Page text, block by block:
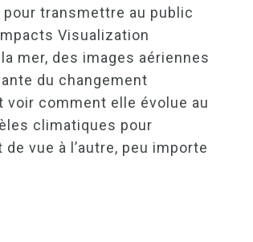
transmettre au public
Visualization
mer, des images aériennes
du changement
voir comment elle évolue au
climatiques pour
vue à l’autre, peu importe